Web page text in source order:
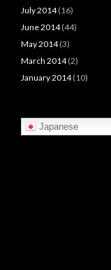
July 2014(16)
June 2014(44)
May 2014(3)
March 2014(2)
January 2014(10)
Japanese